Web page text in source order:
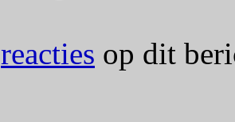
reacties op dit